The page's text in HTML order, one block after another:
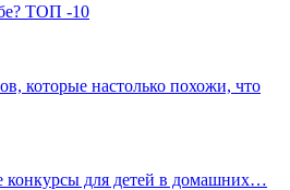
ТОП -10
которые настолько похожи, что
для детей в домашних…